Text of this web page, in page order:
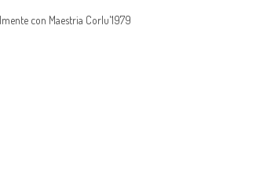
con Maestria Corlu'1979